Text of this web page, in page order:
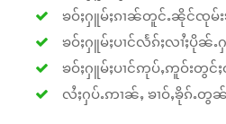
ၶဝ်ႈႁူမ်ႈၵၢၼ်တူင်ႉၼိုင်ၸုမ်း
ၶဝ်ႈႁူမ်ႈပၢင်လႅၵ်ႈလၢႆႈပိုၼ်
ၶဝ်ႈႁူမ်ႈပၢင်ဢုပ်ႇဢူဝ်းတွင်ႈ
လႆႈႁပ်ႉဢၢၼ်ႇ ၶၢဝ်ႇၶိုၵ်ႉ